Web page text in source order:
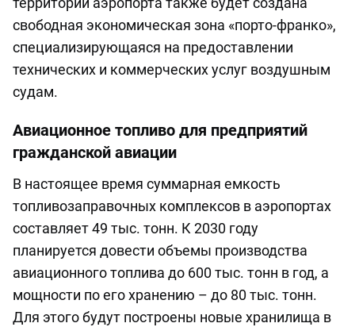
свободная экономическая зона «порто-франко»,
специализирующаяся на предоставлении
технических и коммерческих услуг воздушным
судам.
Авиационное топливо для предприятий
гражданской авиации
В настоящее время суммарная емкость
топливозаправочных комплексов в аэропортах
составляет 49 тыс. тонн. К 2030 году
планируется довести объемы производства
авиационного топлива до 600 тыс. тонн в год, а
мощности по его хранению – до 80 тыс. тонн.
Для этого будут построены новые хранилища в